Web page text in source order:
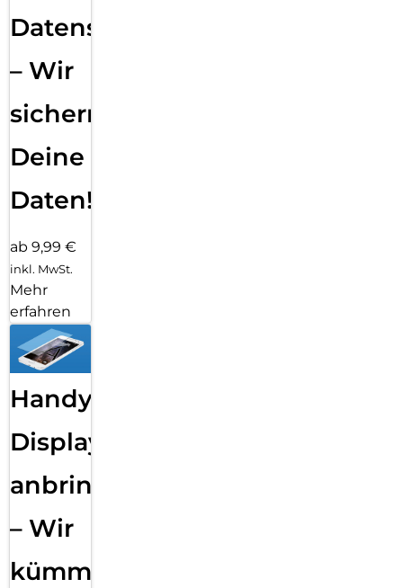
Datensicherung
– Wir
sichern
Deine
Daten!
ab 9,99 €
inkl. MwSt.
Mehr
erfahren
Handy
Displayfolie
anbringen
– Wir
kümmern